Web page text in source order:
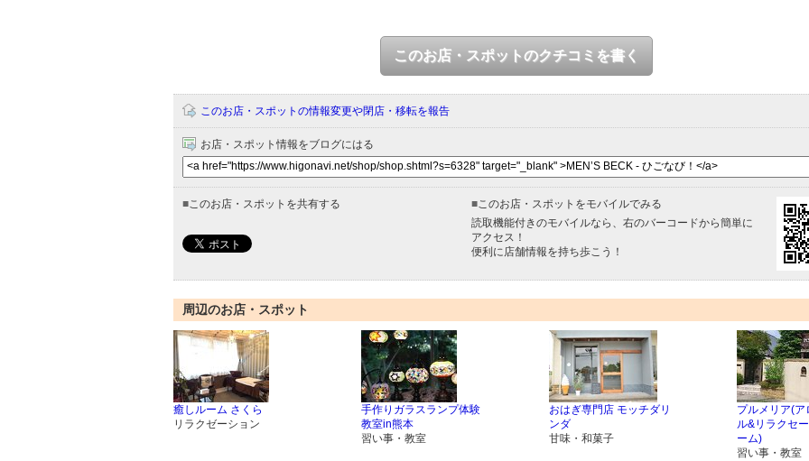
このお店・スポットのクチコミを書く
このお店・スポットの情報変更や閉店・移転を報告
お店・スポット情報をブログにはる
■ このお店・スポットを共有する ■ このお店・スポットをモバイルでみる
読取機能付きのモバイルなら、右のバーコードから簡単に
アクセス！
便利に店舗情報を持ち歩こう！
周辺のお店・スポット
癒しルーム さくら
リラクゼーション
手作りガラスランプ体験
教室in熊本
習い事・教室
おはぎ専門店 モッチダリ
ンダ
甘味・和菓子
プルメリア(ア
ル&リラクセ
ーム)
習い事・教室